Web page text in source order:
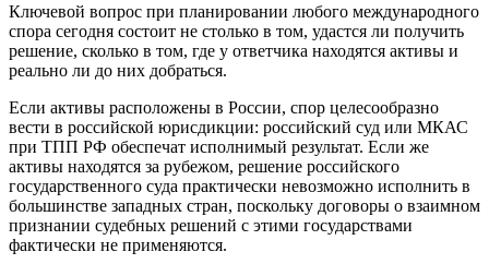
Ключевой вопрос при планировании любого международного
спора сегодня состоит не столько в том, удастся ли получить
решение, сколько в том, где у ответчика находятся активы и
реально ли до них добраться.
Если активы расположены в России, спор целесообразно
вести в российской юрисдикции: российский суд или МКАС
при ТПП РФ обеспечат исполнимый результат. Если же
активы находятся за рубежом, решение российского
государственного суда практически невозможно исполнить в
большинстве западных стран, поскольку договоры о взаимном
признании судебных решений с этими государствами
фактически не применяются.